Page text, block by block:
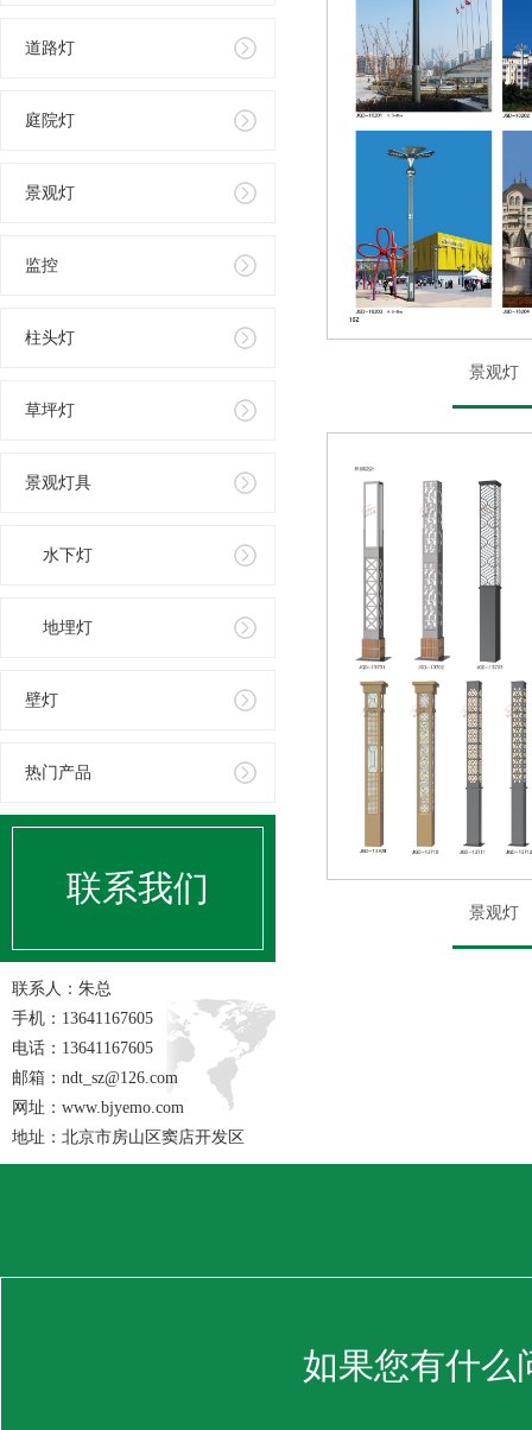
道路灯
庭院灯
景观灯
监控
柱头灯
草坪灯
景观灯具
水下灯
地埋灯
壁灯
热门产品
联系我们
联系人：朱总
手机：13641167605
电话：13641167605
邮箱：ndt_sz@126.com
网址：www.bjyemo.com
地址：北京市房山区窦店开发区
景观灯
景观灯
如果您有什么